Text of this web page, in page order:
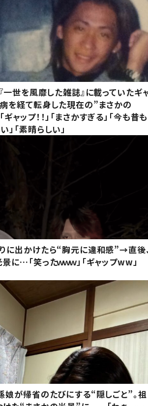
一世を風靡した雑誌』に載っていたギ
を経て転身した現在の”まさかの
ャップ！！」「まさかすぎる」「今も昔も
」「素晴らしい」
に出かけたら“胸元に違和感”→直後
に…「笑ったｗｗｗ」「ギャップww」
娘が帰省のたびにする“隠しごと”。祖